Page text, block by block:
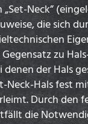
„Set-Neck”
die sich
zu
denen der Hals
Neck-Hals fest
Durch den
die